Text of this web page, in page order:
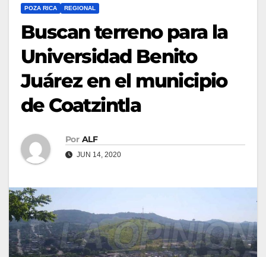
POZA RICA REGIONAL
Buscan terreno para la
Universidad Benito
Juárez en el municipio
de Coatzintla
Por ALF
JUN 14, 2020